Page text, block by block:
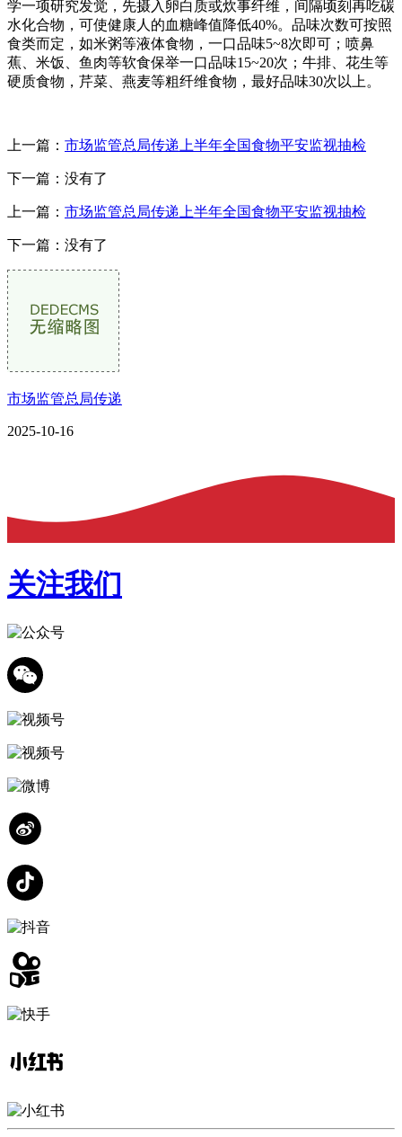
学一项研究发觉，先摄入卵白质或炊事纤维，间隔顷刻再吃碳
水化合物，可使健康人的血糖峰值降低40%。品味次数可按照
食类而定，如米粥等液体食物，一口品味5~8次即可；喷鼻
蕉、米饭、鱼肉等软食保举一口品味15~20次；牛排、花生等
硬质食物，芹菜、燕麦等粗纤维食物，最好品味30次以上。
上一篇： 市场监管总局传递上半年全国食物平安监视抽检
下一篇：没有了
上一篇： 市场监管总局传递上半年全国食物平安监视抽检
下一篇：没有了
市场监管总局传递
2025-10-16
关注我们